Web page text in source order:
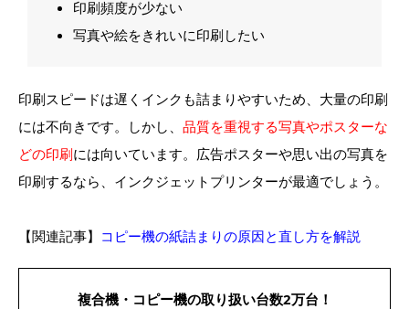
印刷頻度が少ない
写真や絵をきれいに印刷したい
印刷スピードは遅くインクも詰まりやすいため、大量の印刷
には不向きです。しかし、 品質を重視する写真やポスターな
どの印刷には向いています。広告ポスターや思い出の写真を
印刷するなら、インクジェットプリンターが最適でしょう。
【関連記事】 コピー機の紙詰まりの原因と直し方を解説
複合機・コピー機の取り扱い台数2万台！